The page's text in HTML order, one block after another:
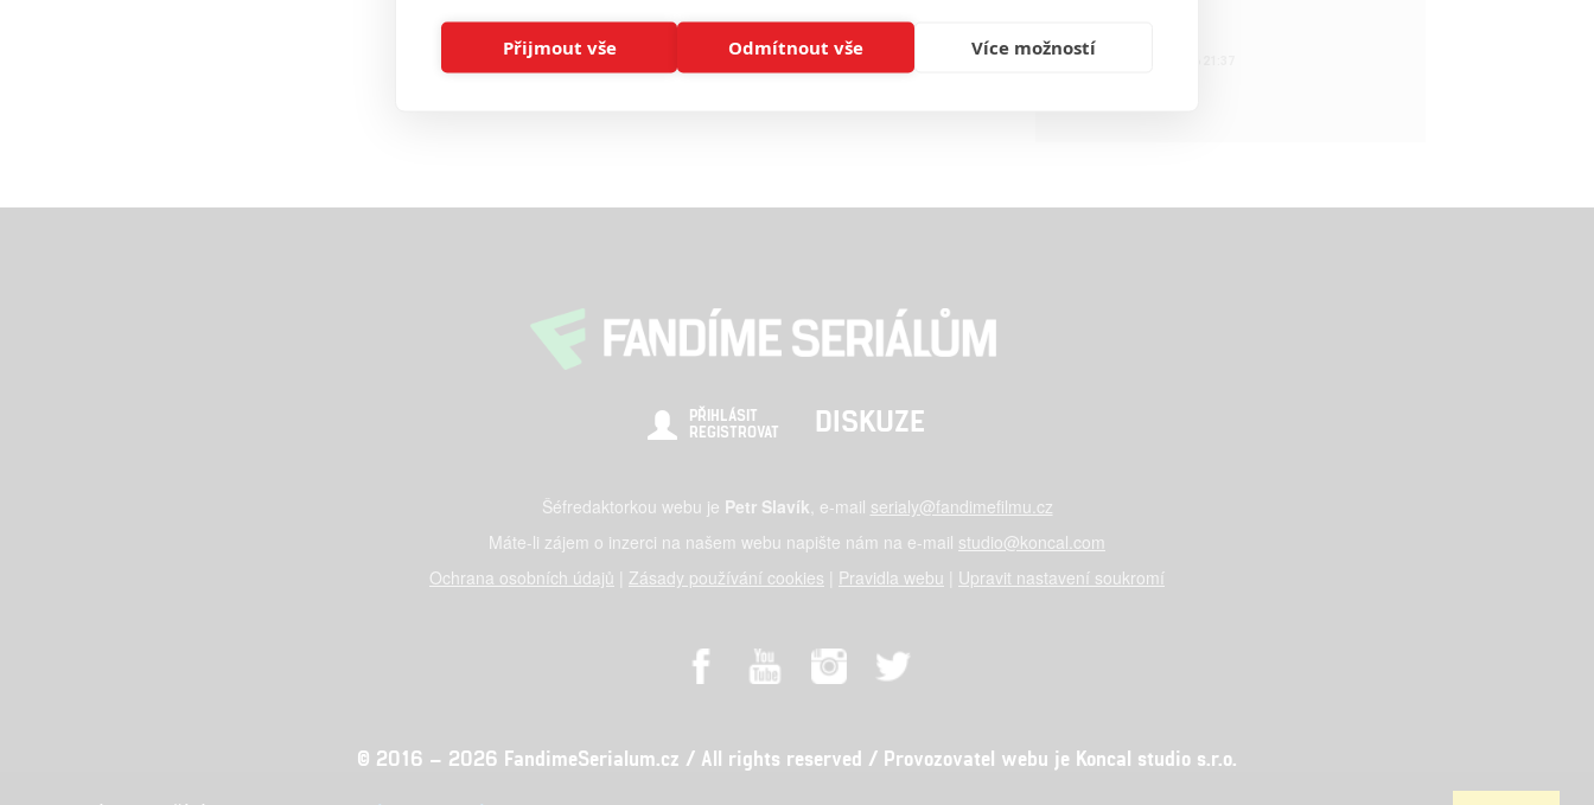
1
PŘIHLÁSIT
REGISTROVAT
DISKUZE
Šéfredaktorkou webu je Petr Slavík, e-mail serialy@fandimefilmu.cz
Máte-li zájem o inzerci na našem webu napište nám na e-mail studio@koncal.com
Ochrana osobních údajů
Zásady používání cookies Pravidla webu Upravit nastavení soukromí
© 2016 – 2026 FandimeSerialum.cz / All rights reserved / Provozovatel webu je Koncal studio s.r.o.
Přijmout vše Odmítnout vše Více možností